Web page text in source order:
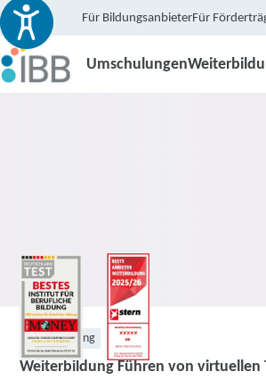
Für BildungsanbieterFür
Umschulungen
Weiterbildung
Weiterbildung Führen von virtuellen